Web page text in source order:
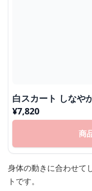
白スカート しなや
¥7,820
商
身体の動きに合わせて
トです。